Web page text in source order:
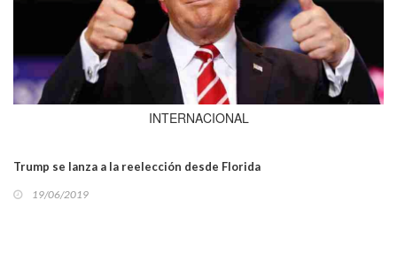
INTERNACIONAL
Trump se lanza a la reelección desde Florida
19/06/2019